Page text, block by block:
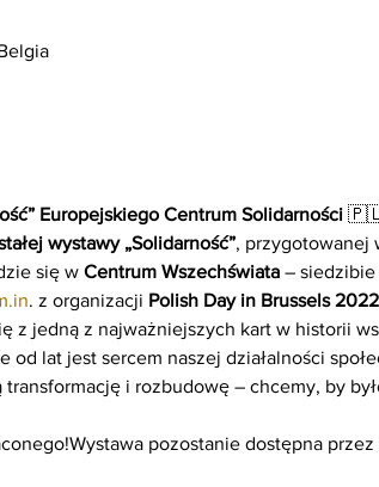
Europejskiego Centrum Solidarności
wystawy „Solidarność”, przygotowanej
się w Centrum Wszechświata – siedzibie
. z organizacji Polish Day in Brussels
z jedną z najważniejszych kart w historii
lat jest sercem naszej działalności
i rozbudowę – chcemy, by
pozostanie dostępna przez